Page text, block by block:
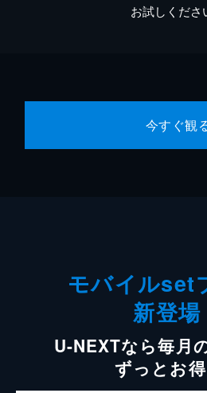
お試しくださ
今すぐ観
モバイルset
新登場
U-NEXTなら毎月
ずっとお得